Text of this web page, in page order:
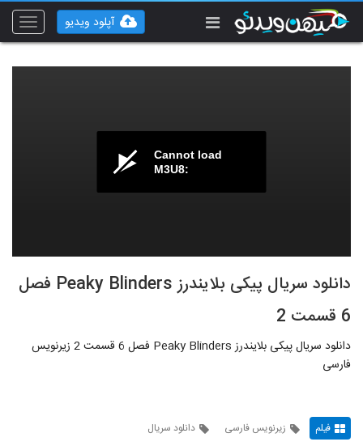
Toggle
آپلود ویدیو
Cannot load
M3U8:
دانلود سریال پیکی بلایندرز Peaky Blinders فصل
6 قسمت 2
دانلود سریال پیکی بلایندرز Peaky Blinders فصل 6 قسمت 2 زیرنویس
فارسی
فیلم زیرنویس فارسی
دانلود سریال